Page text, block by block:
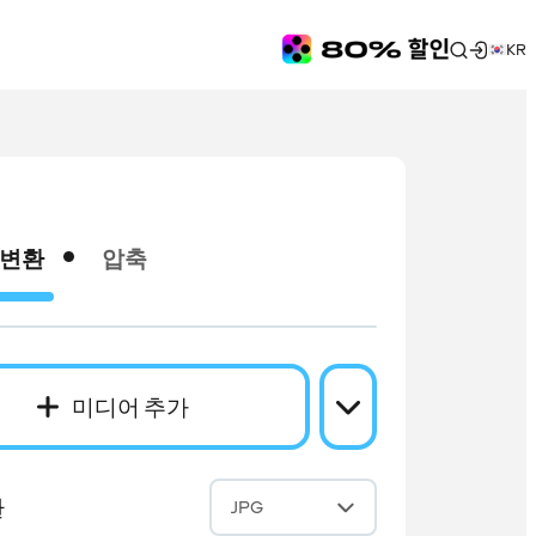
KR
변환 압축
미디어 추가
JPG